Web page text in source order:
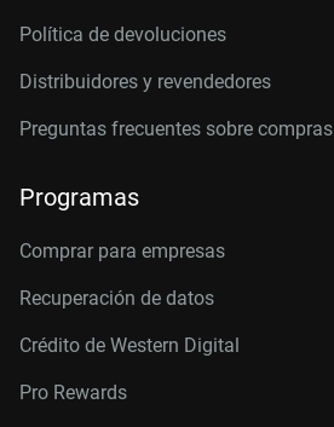
Política de devoluciones
Distribuidores y revendedores
Preguntas frecuentes sobre compras
Programas
Comprar para empresas
Recuperación de datos
Crédito de Western Digital
Pro Rewards